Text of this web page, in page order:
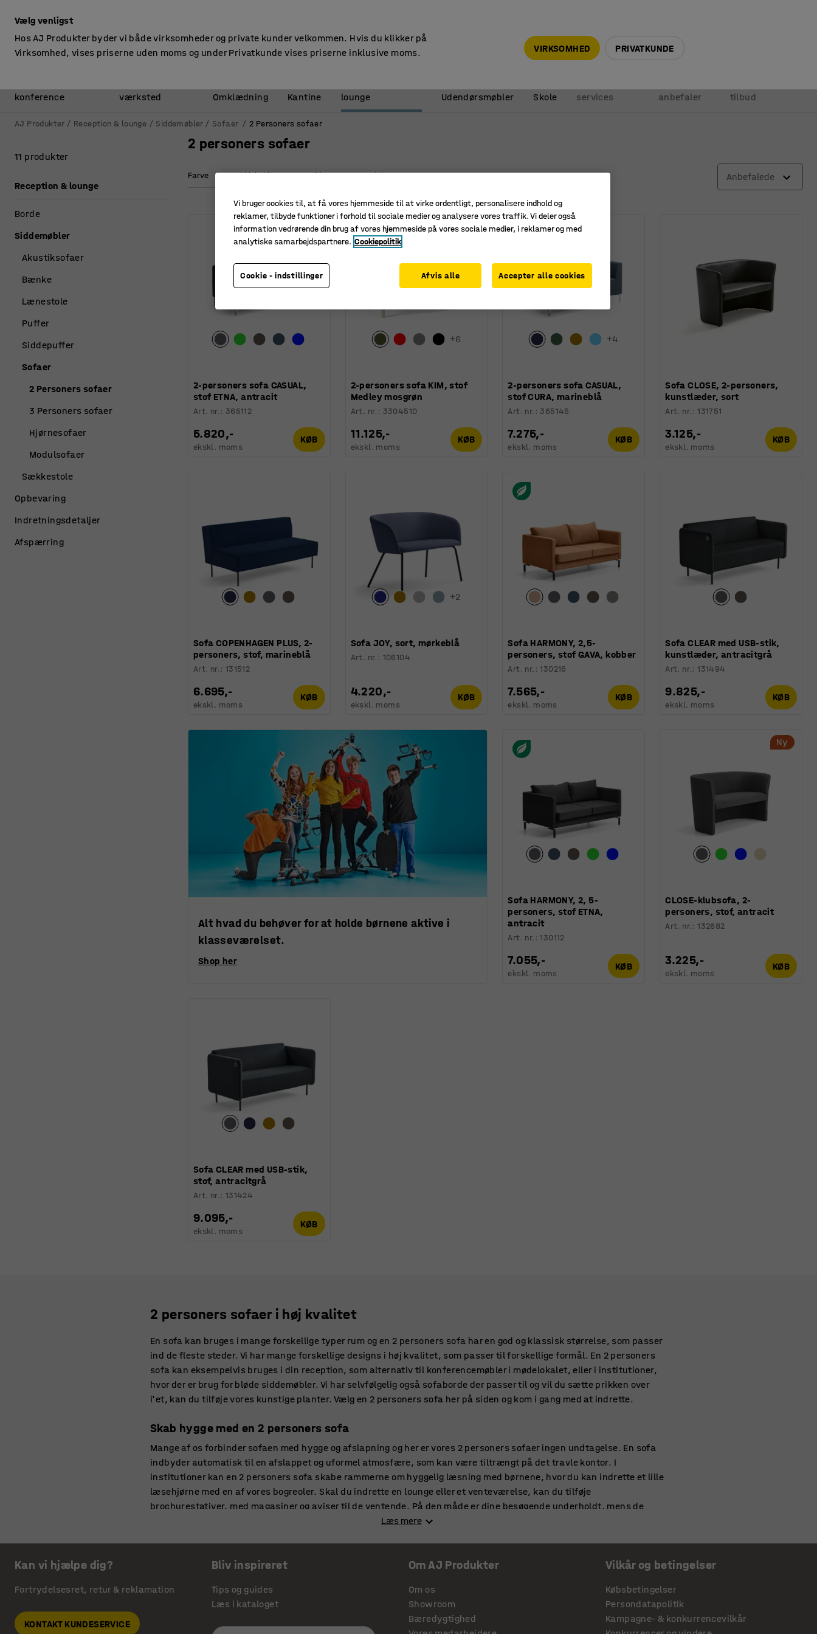
konference
værksted
Omklædning Kantine
lounge
Udendørsmøbler Skole
services
anbefaler
tilbud
AJ Produkter Reception & lounge Siddemøbler Sofaer 2 Personers sofaer
2 personers sofaer
Farve Siddehøjde Bredde Materiale Anbefalede
2-personers sofa CASUAL,
stof ETNA, antracit
Art. nr.: 365112
5.820,-
ekskl. moms
KØB
+6
2-personers sofa KIM, stof
Medley mosgrøn
Art. nr. : 3304510
11.125,-
ekskl. moms
KØB
+4
2-personers sofa CASUAL,
stof CURA, marineblå
Art. nr. : 365145
7.275,-
ekskl. moms
KØB
Sofa CLOSE, 2-personers,
kunstlæder, sort
Art. nr.:131751
3.125,-
ekskl. moms
KØB
Sofa COPENHAGEN PLUS, 2-
personers, stof, marineblå
Art. nr.: 131512
6.695,-
ekskl. moms
KØB
+2
Sofa JOY, sort, mørkeblå
Art. nr. : 106104
4.220,-
ekskl. moms
KØB
Sofa HARMONY, 2,5-
personers, stof GAVA, kobber
Art. nr. :130216
7.565,-
ekskl. moms
KØB
Sofa CLEAR med USB-stik,
kunstlæder, antracitgrå
Art. nr.:131494
9.825,-
ekskl. moms
KØB
Alt hvad du behøver for at holde børnene aktive i
klasseværelset.
Shop her
Sofa HARMONY, 2, 5-
personers, stof ETNA,
antracit
Art. nr. :130112
7.055,-
ekskl. moms
KØB
Ny
CLOSE-klubsofa, 2-
personers, stof, antracit
Art. nr.:132682
3.225,-
ekskl. moms
KØB
Sofa CLEAR med USB-stik,
stof, antracitgrå
Art. nr.: 131424
9.095,-
ekskl. moms
KØB
11 produkter
Reception & lounge
Borde
Siddemøbler
Akustiksofaer
Bænke
Lænestole
Puffer
Siddepuffer
Sofaer
2 Personers sofaer
3 Personers sofaer
Hjørnesofaer
Modulsofaer
Sækkestole
Opbevaring
Indretningsdetaljer
Afspærring
2 personers sofaer i høj kvalitet
En sofa kan bruges i mange forskellige typer rum og en 2 personers sofa har en god og klassisk størrelse, som passer
ind de fleste steder. Vi har mange forskellige designs i høj kvalitet, som passer til forskellige formål. En 2 personers
sofa kan eksempelvis bruges i din reception, som alternativ til konferencemøbler i mødelokalet, eller i institutioner,
hvor der er brug for bløde siddemøbler. Vi har selvfølgelig også sofaborde der passer til og vil du sætte prikken over
i'et, kan du tilføje vores kunstige planter. Vælg en 2 personers sofa her på siden og kom i gang med at indrette.
Skab hygge med en 2 personers sofa
Mange af os forbinder sofaen med hygge og afslapning og her er vores 2 personers sofaer ingen undtagelse. En sofa
indbyder automatisk til en afslappet og uformel atmosfære, som kan være tiltrængt på det travle kontor. I
institutioner kan en 2 personers sofa skabe rammerne om hyggelig læsning med børnene, hvor du kan indrette et lille
læsehjørne med en af vores bogreoler. Skal du indrette en lounge eller et venteværelse, kan du tilføje
brochurestativer, med magasiner og aviser til de ventende. På den måde er dine besøgende underholdt, mens de
Her har vi samlet alle vores forskellige modeller af 2 personers sofaer, som kommer i mange afskygninger. Du kan
vælge de moderne og enkle designs, eller de mere klassiske, hvor sofaerne har en ramme af træ. Sidst men ikke
mindst har vi de lyddæmpende 2 personers sofaer, som er skærmet af til tre sider, med deres høje ryglæn. Du kan
indrette større rum ved at vælge to 2 personers sofaer, eller ved at sammensætte med en 3 personers sofa. Der er
mange muligheder, alt efter dine behov og din indretningsstil.
Læs mere
Kan vi hjælpe dig?
Fortrydelsesret, retur & reklamation
KONTAKT KUNDESERVICE
Bliv inspireret
Tips og guides
Læs i kataloget
Om AJ Produkter
Om os
Showroom
Bæredygtighed
Vilkår og betingelser
Købsbetingelser
Persondatapolitik
Kampagne- & konkurrencevilkår
Vælg venligst
Hos AJ Produkter byder vi både virksomheder og private kunder velkommen. Hvis du klikker på
Virksomhed, vises priserne uden moms og under Privatkunde vises priserne inklusive moms.
VIRKSOMHED PRIVATKUNDE
Vi bruger cookies til, at få vores hjemmeside til at virke ordentligt, personalisere indhold og
reklamer, tilbyde funktioner i forhold til sociale medier og analysere vores traffik. Vi deler også
information vedrørende din brug af vores hjemmeside på vores sociale medier, i reklamer og med
analytiske samarbejdspartnere. Cookiepolitik
Cookie - indstillinger Afvis alle Accepter alle cookies